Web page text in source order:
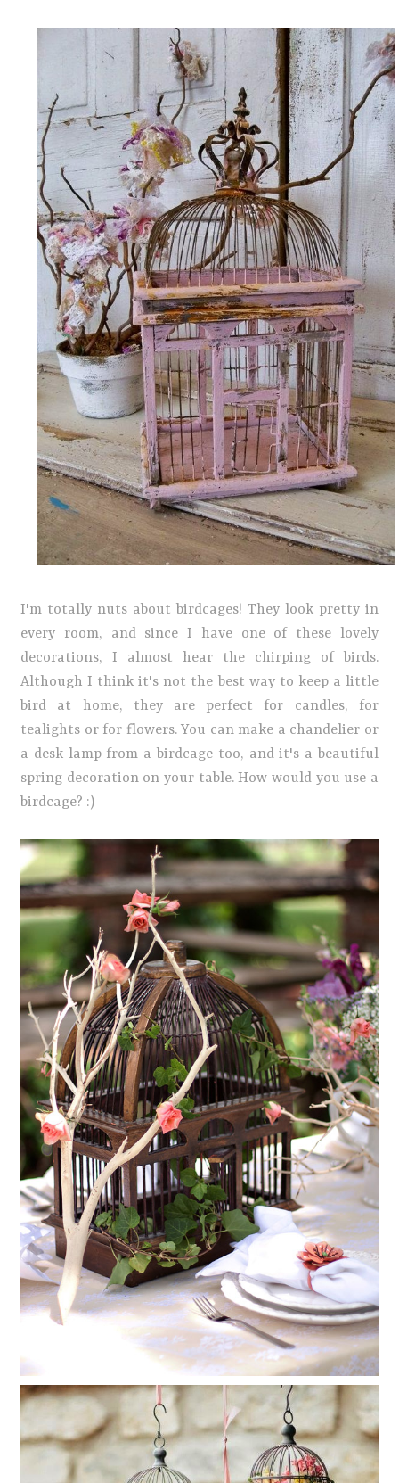
I'm totally nuts about birdcages! They look pretty in
every room, and since I have one of these lovely
decorations, I almost hear the chirping of birds.
Although I think it's not the best way to keep a little
bird at home, they are perfect for candles, for
tealights or for flowers. You can make a chandelier or
a desk lamp from a birdcage too, and it's a beautiful
spring decoration on your table. How would you use a
birdcage? :)